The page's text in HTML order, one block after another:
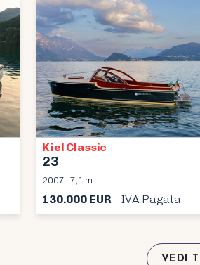
Kiel Classic
23
2007 | 7,1 m
130.000 EUR- IVA Pagata
VEDI